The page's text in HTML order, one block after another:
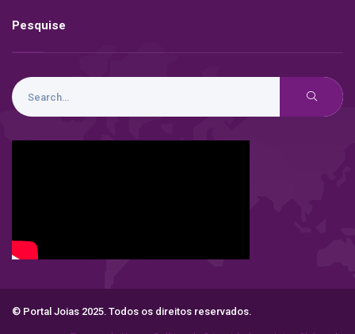
Pesquise
© Portal Joias 2025. Todos os direitos reservados.